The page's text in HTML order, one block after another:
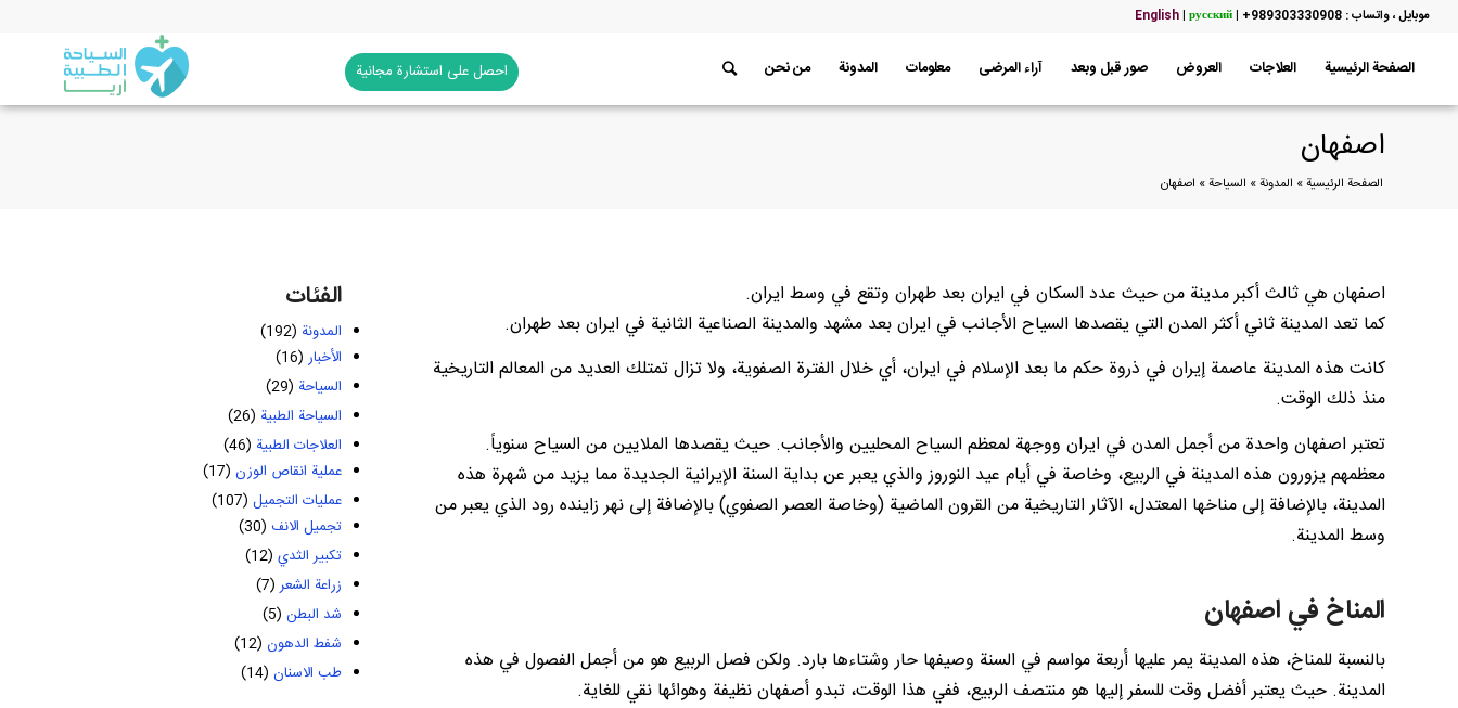
موبایل ، واتساب : 989303330908+ |
English|русский
الصفحة الرئيسية العلاجات العروض صور قبل وبعد آراء المرضى معلومات المدونة من نحن احصل على استشارة مجانية
اصفهان
الصفحة الرئيسية» المدونة» السياحة» اصفهان
اصفهان هي ثالث أكبر مدينة من حيث عدد السكان في ايران بعد طهران وتقع في وسط ايران.
كما تعد المدينة ثاني أكثر المدن التي يقصدها السياح الأجانب في ايران بعد مشهد والمدينة الصناعية الثانية في ايران بعد طهران.
كانت هذه المدينة عاصمة إيران في ذروة حكم ما بعد الإسلام في ايران، أي خلال الفترة الصفوية، ولا تزال تمتلك العديد من المعالم التاريخية
منذ ذلك الوقت.
تعتبر اصفهان واحدة من أجمل المدن في ايران ووجهة لمعظم السياح المحليين والأجانب. حيث يقصدها الملايين من السياح سنوياً.
معظمهم يزورون هذه المدينة في الربيع، وخاصة في أيام عيد النوروز والذي يعبر عن بداية السنة الإيرانية الجديدة مما يزيد من شهرة هذه
المدينة، بالإضافة إلى مناخها المعتدل، الآثار التاريخية من القرون الماضية (وخاصة العصر الصفوي) بالإضافة إلى نهر زاينده رود الذي يعبر من
وسط المدينة.
المناخ في اصفهان
بالنسبة للمناخ، هذه المدينة يمر عليها أربعة مواسم في السنة وصيفها حار وشتاءها بارد. ولكن فصل الربيع هو من أجمل الفصول في هذه
المدينة. حيث يعتبر أفضل وقت للسفر إليها هو منتصف الربيع، ففي هذا الوقت، تبدو أصفهان نظيفة وهوائها نقي للغاية.
الفئات
المدونة (192)
الأخبار(16)
السياحة (29)
السياحة الطبية (26)
العلاجات الطبية (46)
عملية انقاص الوزن(17)
عمليات التجميل(107)
تجميل الانف (30)
تكبير الثدي(12)
زراعة الشعر(7)
شد البطن(5)
شفط الدهون(12)
طب الاسنان(14)